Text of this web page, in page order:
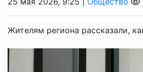
Жителям региона рассказали,